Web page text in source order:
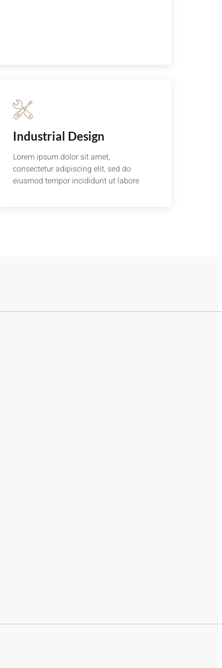
Industrial Design
Lorem ipsum dolor sit amet,
consectetur adipiscing elit, sed do
eiusmod tempor incididunt ut labore